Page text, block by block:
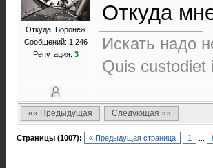
Откуда: Воронеж
Сообщений: 1 246
Репутация: 3
Откуда
Искать надо
Quis custodiet
«« Предыдущая Следующая »»
Страницы (1007): « Предыдущая страница 1